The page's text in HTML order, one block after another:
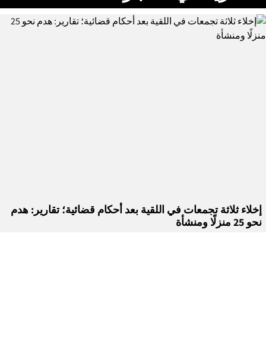
إخلاء ثلاثة تجمعات في اللقية بعد أحكام قضائية؛ تقارير: هدم
نحو 25 منزلًا ومنشأة